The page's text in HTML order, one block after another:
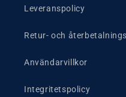
Leveranspolicy
Retur- och
Användarvillkor
Integritetspolicy